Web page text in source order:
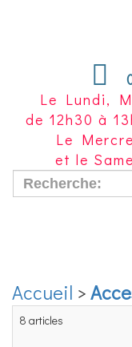
Le Lundi,
de 12h30 à
Le
et le
Accueil >
8 articles